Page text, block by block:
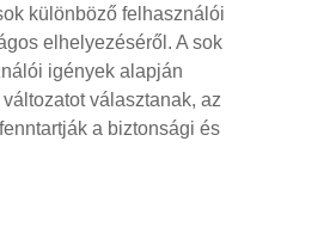
különböző felhasználói
elhelyezéséről. A sok
igények alapján
választanak, az
a biztonsági és